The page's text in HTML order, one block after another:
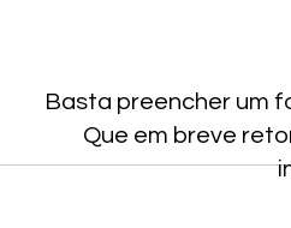
Basta preencher um
Que em breve